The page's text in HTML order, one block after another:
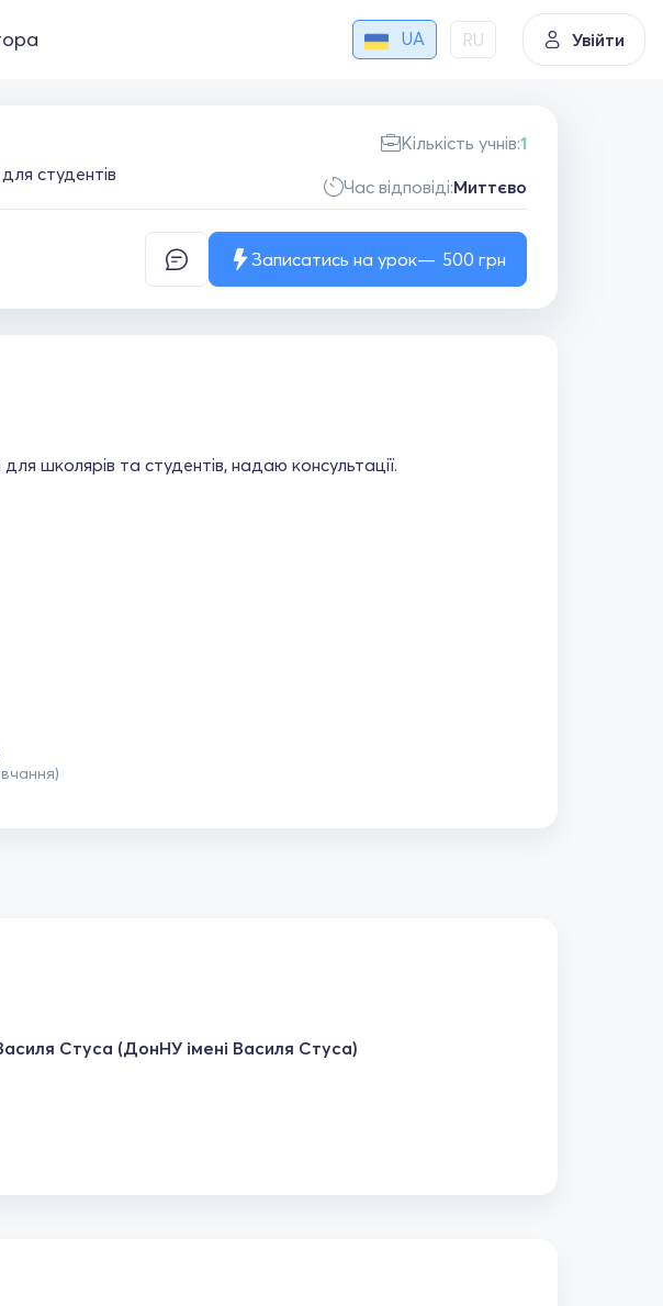
UA RU Увійти
студентів
Кількість учнів:1
Час відповіді:Миттєво
Записатись на урок 500 грн
школярів та студентів, надаю консультації.
Стуса (ДонНУ імені Василя Стуса)